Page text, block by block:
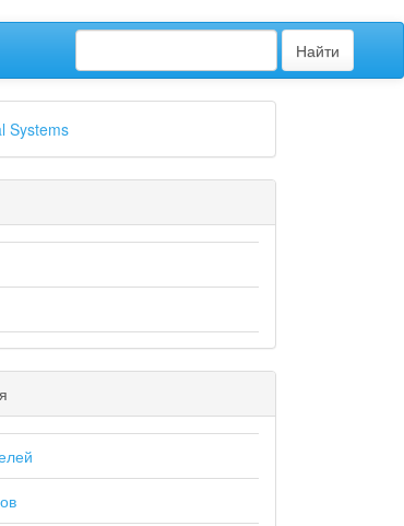
Найти
Systems